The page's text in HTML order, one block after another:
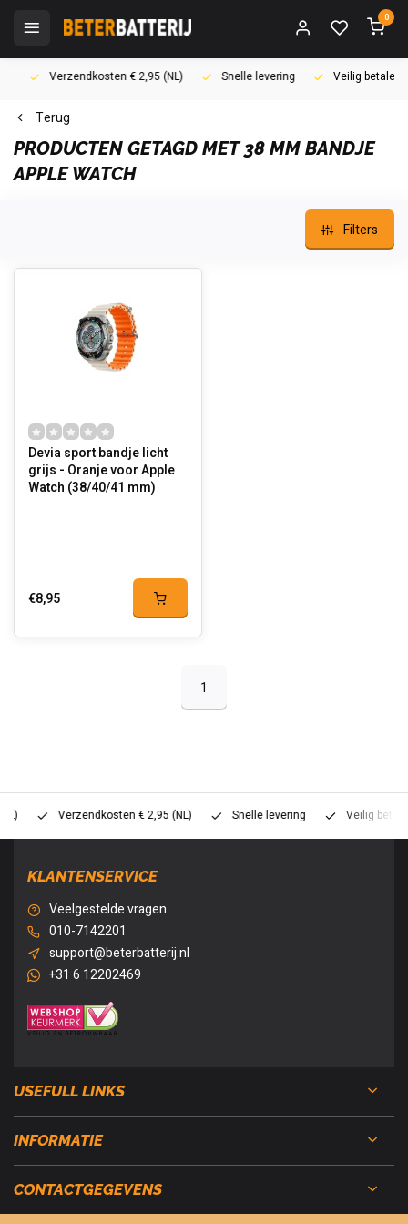
0
Verzendkosten € 2,95 (NL) Snelle levering Veilig betalen
Terug
PRODUCTEN GETAGD MET 38 MM BANDJE
APPLE WATCH
Filters
Devia sport bandje licht
grijs - Oranje voor Apple
Watch (38/40/41 mm)
€8,95
1
Verzendkosten € 2,95 (NL) Snelle levering Veilig betalen
KLANTENSERVICE
Veelgestelde vragen
010-7142201
support@beterbatterij.nl
+31 6 12202469
USEFULL LINKS
INFORMATIE
CONTACTGEGEVENS